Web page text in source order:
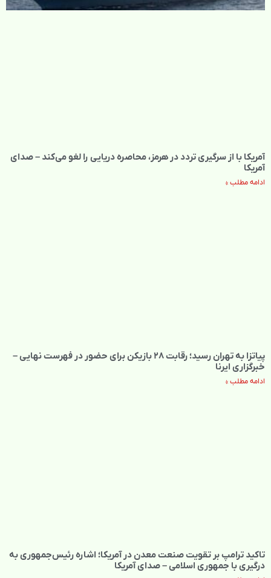
آمریکا با از سرگیری تردد در هرمز، محاصره دریایی را لغو می‌کند – صدای
آمریکا
ادامه مطلب »
پیاتزا به تهران رسید؛ رقابت ۲۸ بازیکن برای حضور در فهرست نهایی –
خبرگزاری ایرنا
ادامه مطلب »
تاکید ترامپ بر تقویت صنعت معدن در آمریکا؛ اشاره رئیس‌جمهوری به
درگیری با جمهوری اسلامی – صدای آمریکا